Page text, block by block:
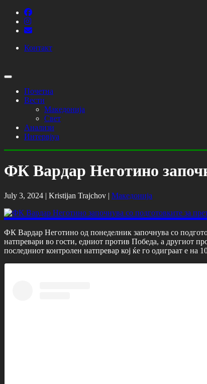
Контакт
Почетна
Вести
Македонија
Свет
Анализи
Интервјуа
ФК Вардар Неготино
July 3, 2024 | Kristijan Trajchov | Македонија
ФК Вардар Неготино од понеделник започнува со
натпревари во гости, едниот против Победа, а другиот
последниот контролен натпревар кој ќе го одиграат е на